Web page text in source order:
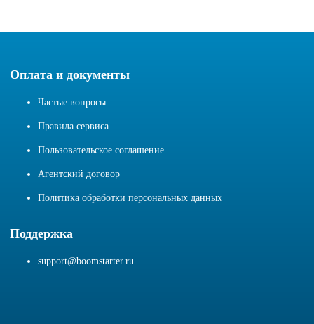
Оплата и документы
Частые вопросы
Правила сервиса
Пользовательское соглашение
Агентский договор
Политика обработки персональных данных
Поддержка
support@boomstarter.ru